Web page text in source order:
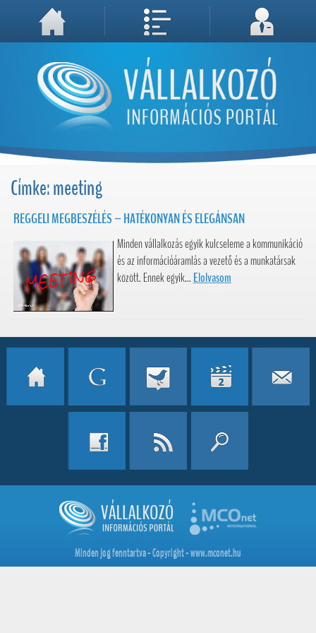
A weboldal használatával Ön elfogadja, hogy Cookie-kat (sütiket) tároljunk számítógépén. A sütik a weboldal megfelelő működéséhez
Megértettem, folytatás...
Címke: meeting
REGGELI MEGBESZÉLÉS – HATÉKONYAN ÉS ELEGÁNSAN
Minden vállalkozás egyik kulcseleme a kommunikáció
és az információáramlás a vezető és a munkatársak
között. Ennek egyik... Elolvasom
Minden jog fenntartva - Copyright - www.mconet.hu